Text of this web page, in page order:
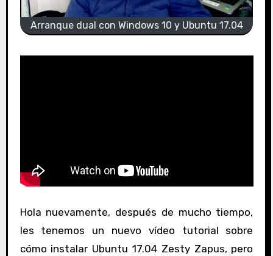
Arranque dual con Windows 10 y Ubuntu 17.04
Hola nuevamente, después de mucho tiempo,
les tenemos un nuevo vídeo tutorial sobre
cómo instalar Ubuntu 17.04 Zesty Zapus, pero